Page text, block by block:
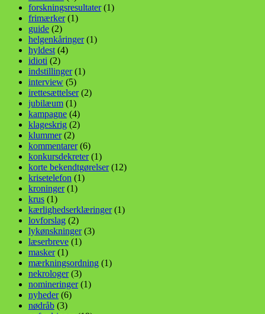
forskningsresultater(1)
frimærker(1)
guide (2)
helgenkåringer(1)
hyldest (4)
idioti (2)
indstillinger(1)
interview (5)
irettesættelser(2)
jubilæum (1)
kampagne (4)
klageskrig (2)
klummer(2)
kommentarer(6)
konkursdekreter(1)
korte bekendtgørelser(12)
krisetelefon (1)
kroninger(1)
krus (1)
kærlighedserklæringer(1)
lovforslag (2)
lykønskninger(3)
læserbreve (1)
masker(1)
mærkningsordning (1)
nekrologer(3)
nomineringer(1)
nyheder(6)
nødråb (3)